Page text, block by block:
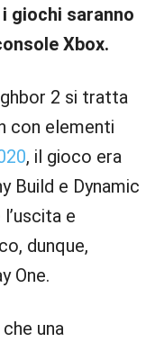
giochi saranno
Xbox.
2 si tratta
con elementi
, il gioco era
Build e Dynamic
e
dunque,
One.
una